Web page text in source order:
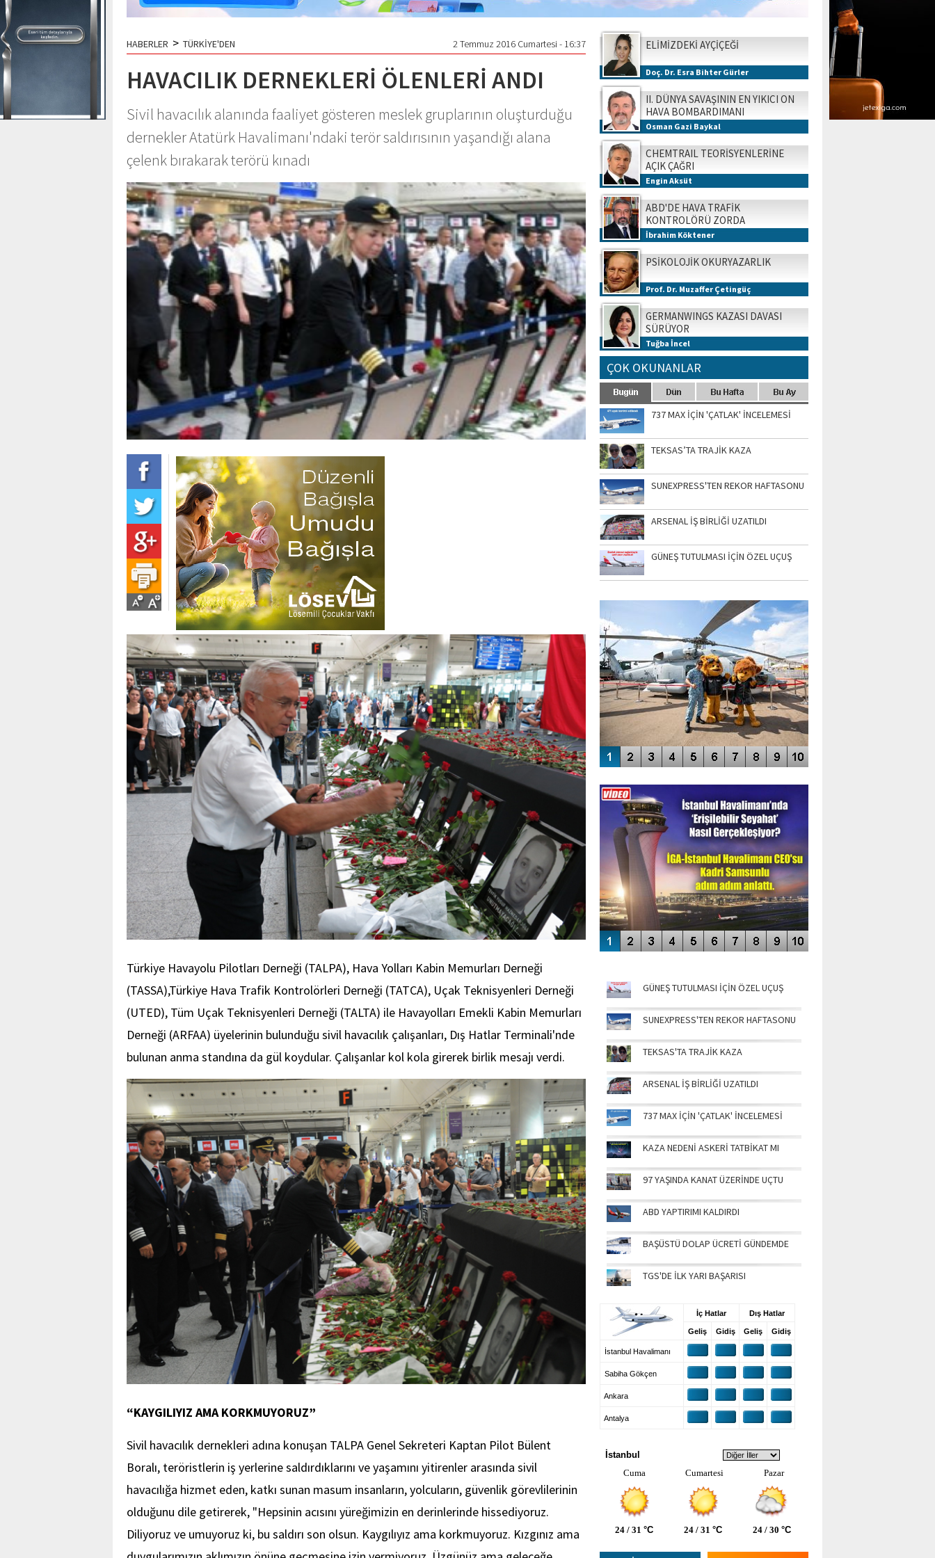
HABERLER > TÜRKİYE'DEN 2 Temmuz 2016 Cumartesi - 16:37
HAVACILIK DERNEKLERİ ÖLENLERİ ANDI
Sivil havacılık alanında faaliyet gösteren meslek gruplarının oluşturduğu
dernekler Atatürk Havalimanı'ndaki terör saldırısının yaşandığı alana
çelenk bırakarak terörü kınadı
Türkiye Havayolu Pilotları Derneği (TALPA), Hava Yolları Kabin Memurları Derneği
(TASSA),Türkiye Hava Trafik Kontrolörleri Derneği (TATCA), Uçak Teknisyenleri Derneği
(UTED), Tüm Uçak Teknisyenleri Derneği (TALTA) ile Havayolları Emekli Kabin Memurları
Derneği (ARFAA) üyelerinin bulunduğu sivil havacılık çalışanları, Dış Hatlar Terminali'nde
bulunan anma standına da gül koydular. Çalışanlar kol kola girerek birlik mesajı verdi.
“KAYGILIYIZ AMA KORKMUYORUZ”
Sivil havacılık dernekleri adına konuşan TALPA Genel Sekreteri Kaptan Pilot Bülent
Boralı, teröristlerin iş yerlerine saldırdıklarını ve yaşamını yitirenler arasında sivil
havacılığa hizmet eden, katkı sunan masum insanların, yolcuların, güvenlik görevlilerinin
olduğunu dile getirerek, "Hepsinin acısını yüreğimizin en derinlerinde hissediyoruz.
Diliyoruz ve umuyoruz ki, bu saldırı son olsun. Kaygılıyız ama korkmuyoruz. Kızgınız ama
ELİMİZDEKİ AYÇİÇEĞİ
Doç. Dr. Esra Bihter Gürler
II. DÜNYA SAVAŞININ EN YIKICI ON
HAVA BOMBARDIMANI
Osman Gazi Baykal
CHEMTRAIL TEORİSYENLERİNE
AÇIK ÇAĞRI
Engin Aksüt
ABD'DE HAVA TRAFİK
KONTROLÖRÜ ZORDA
İbrahim Köktener
PSİKOLOJİK OKURYAZARLIK
Prof. Dr. Muzaffer Çetingüç
GERMANWINGS KAZASI DAVASI
SÜRÜYOR
Tuğba İncel
ÇOK OKUNANLAR
737 MAX İÇİN 'ÇATLAK' İNCELEMESİ
TEKSAS’TA TRAJİK KAZA
SUNEXPRESS'TEN REKOR HAFTASONU
ARSENAL İŞ BİRLİĞİ UZATILDI
GÜNEŞ TUTULMASI İÇİN ÖZEL UÇUŞ
SİNGAPUR AIRSHOW-2020
ENGELLERİN AŞILDIĞI HAVALİMANI
GÜNEŞ TUTULMASI İÇİN ÖZEL UÇUŞ
SUNEXPRESS'TEN REKOR HAFTASONU
TEKSAS'TA TRAJİK KAZA
ARSENAL İŞ BİRLİĞİ UZATILDI
737 MAX İÇİN 'ÇATLAK' İNCELEMESİ
KAZA NEDENİ ASKERİ TATBİKAT MI
97 YAŞINDA KANAT ÜZERİNDE UÇTU
ABD YAPTIRIMI KALDIRDI
BAŞÜSTÜ DOLAP ÜCRETİ GÜNDEMDE
TGS'DE İLK YARI BAŞARISI
İç Hatlar Dış Hatlar
Geliş Gidiş Geliş Gidiş
İstanbul Havalimanı
Sabiha Gökçen
Ankara
Antalya
İstanbul
Cuma
Cumartesi Pazar
24 / 31 °C 24 / 31 °C 24 / 30 °C